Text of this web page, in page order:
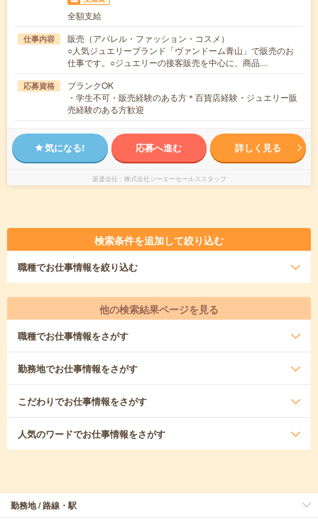
全額支給
仕事内容
販売（アパレル・ファッション・コスメ）
○人気ジュエリーブランド「ヴァンドーム青山」で販売のお
仕事です。○ジュエリーの接客販売を中心に、商品…
応募資格
ブランクOK
・学生不可・販売経験のある方＊百貨店経験・ジュエリー販
売経験のある方歓迎
気になる! 応募へ進む 詳しく見る
派遣会社 株式会社シーエーセールススタッフ
検索条件を追加して絞り込む
職種でお仕事情報を絞り込む
他の検索結果ページを見る
職種でお仕事情報をさがす
勤務地でお仕事情報をさがす
こだわりでお仕事情報をさがす
人気のワードでお仕事情報をさがす
勤務地 / 路線・駅